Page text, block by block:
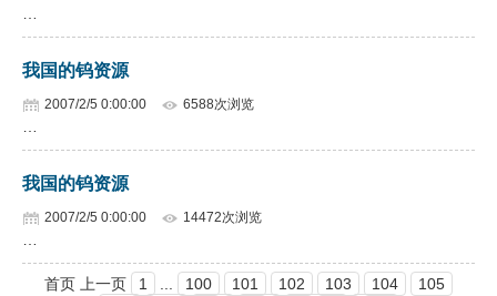
我国的钨资源
2007/2/5 0:00:00 6588次浏览
我国的钨资源
2007/2/5 0:00:00 14472次浏览
首页 上一页 1 100 101 102 103 104
105